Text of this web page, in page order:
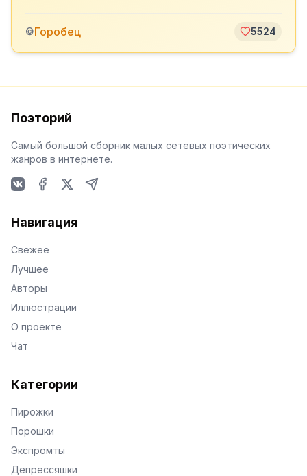
©Горобец 5524
Поэторий
Самый большой сборник малых сетевых поэтических
жанров в интернете.
Навигация
Свежее
Лучшее
Авторы
Иллюстрации
О проекте
Чат
Категории
Пирожки
Порошки
Экспромты
Депрессяшки